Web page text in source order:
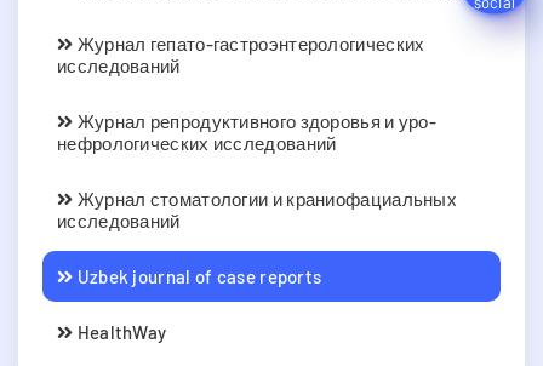
Журнал гепато-гастроэнтерологических
исследований
Журнал репродуктивного здоровья и уро-
нефрологических исследований
Журнал стоматологии и краниофациальных
исследований
Uzbek journal of case reports
HealthWay